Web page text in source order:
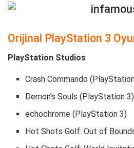
Orijinal PlayStation 3
PlayStation Studios
Crash Commando
Demon’s Souls (PlayStation 3)
echochrome (PlayStation 3)
Hot Shots Golf: Out of